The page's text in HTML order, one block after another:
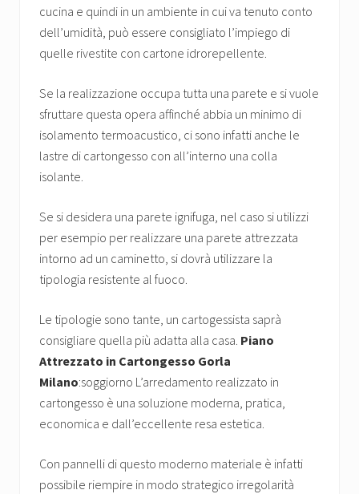
cucina e quindi in un ambiente in cui va tenuto conto
dell’umidità, può essere consigliato l’impiego di
quelle rivestite con cartone idrorepellente.
Se la realizzazione occupa tutta una parete e si vuole
sfruttare questa opera affinché abbia un minimo di
isolamento termoacustico, ci sono infatti anche le
lastre di cartongesso con all’interno una colla
isolante.
Se si desidera una parete ignifuga, nel caso si utilizzi
per esempio per realizzare una parete attrezzata
intorno ad un caminetto, si dovrà utilizzare la
tipologia resistente al fuoco.
Le tipologie sono tante, un cartogessista saprà
consigliare quella più adatta alla casa. Piano
Attrezzato in Cartongesso Gorla
Milano:soggiorno L’arredamento realizzato in
cartongesso è una soluzione moderna, pratica,
economica e dall’eccellente resa estetica.
Con pannelli di questo moderno materiale è infatti
possibile riempire in modo strategico irregolarità